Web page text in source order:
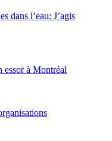
dans l’eau: J’agis
essor à Montréal